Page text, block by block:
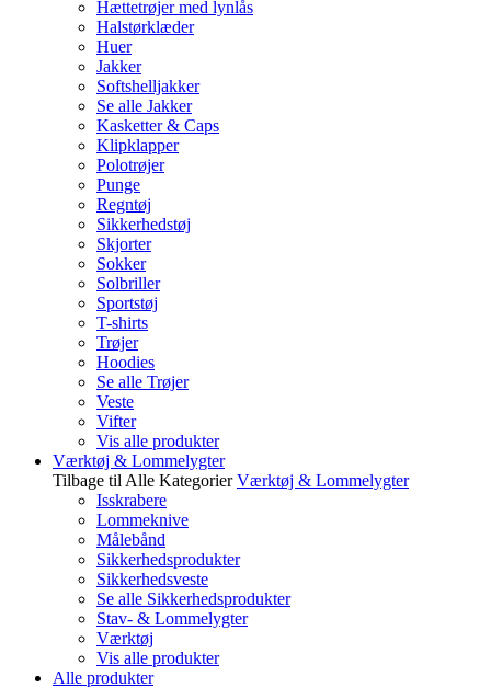
Hættetrøjer med lynlås
Halstørklæder
Huer
Jakker
Softshelljakker
Se alle Jakker
Kasketter & Caps
Klipklapper
Polotrøjer
Punge
Regntøj
Sikkerhedstøj
Skjorter
Sokker
Solbriller
Sportstøj
T-shirts
Trøjer
Hoodies
Se alle Trøjer
Veste
Vifter
Vis alle produkter
Værktøj & Lommelygter
Tilbage til Alle Kategorier Værktøj & Lommelygter
Isskrabere
Lommeknive
Målebånd
Sikkerhedsprodukter
Sikkerhedsveste
Se alle Sikkerhedsprodukter
Stav- & Lommelygter
Værktøj
Vis alle produkter
Alle produkter